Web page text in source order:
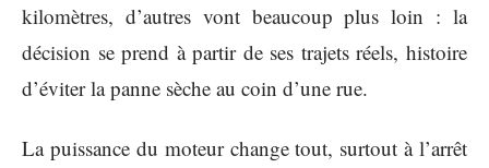
kilomètres, d’autres vont beaucoup plus loin : la
décision se prend à partir de ses trajets réels, histoire
d’éviter la panne sèche au coin d’une rue.
La puissance du moteur change tout, surtout à l’arrêt